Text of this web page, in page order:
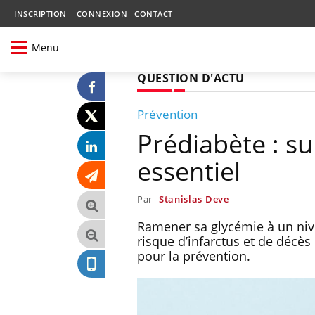
INSCRIPTION CONNEXION CONTACT
Menu
QUESTION D'ACTU
Prévention
Prédiabète :
essentiel
Par Stanislas Deve
Ramener sa glycémie à un
risque d’infarctus et de
pour la prévention.